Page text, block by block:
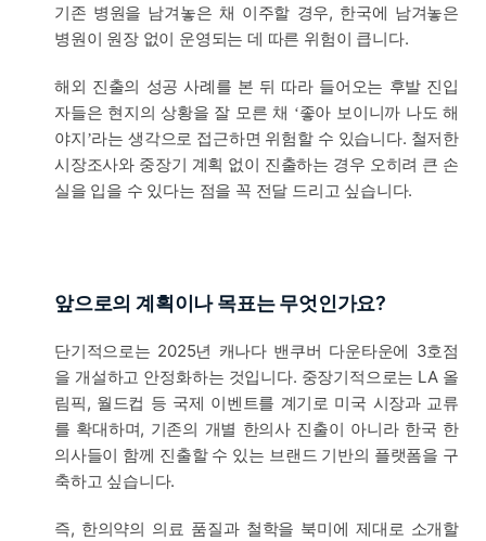
기존 병원을 남겨놓은 채 이주할 경우, 한국에 남겨놓은
병원이 원장 없이 운영되는 데 따른 위험이 큽니다.
해외 진출의 성공 사례를 본 뒤 따라 들어오는 후발 진입
자들은 현지의 상황을 잘 모른 채 ‘좋아 보이니까 나도 해
야지’라는 생각으로 접근하면 위험할 수 있습니다. 철저한
시장조사와 중장기 계획 없이 진출하는 경우 오히려 큰 손
실을 입을 수 있다는 점을 꼭 전달 드리고 싶습니다.
앞으로의 계획이나 목표는 무엇인가요?
단기적으로는 2025년 캐나다 밴쿠버 다운타운에 3호점
을 개설하고 안정화하는 것입니다. 중장기적으로는 LA 올
림픽, 월드컵 등 국제 이벤트를 계기로 미국 시장과 교류
를 확대하며, 기존의 개별 한의사 진출이 아니라 한국 한
의사들이 함께 진출할 수 있는 브랜드 기반의 플랫폼을 구
축하고 싶습니다.
즉, 한의약의 의료 품질과 철학을 북미에 제대로 소개할